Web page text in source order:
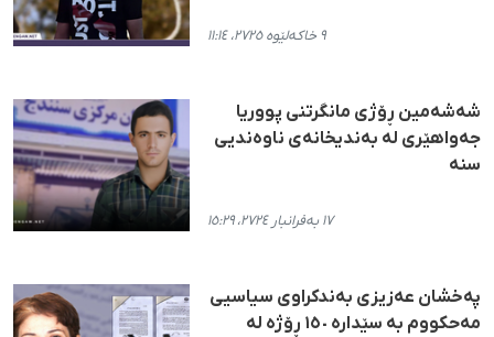
٩ خاکەلێوە ٢٧٢٥، ١١:١٤
شەشەمین ڕۆژی مانگرتنی پووریا
جەواهێری لە بەندیخانەی ناوەندیی
سنە
١٧ بەفرانبار ٢٧٢٤، ١٥:٢٩
پەخشان عەزیزی بەندکراوی سیاسیی
مەحکووم بە سێدارە ١٥٠ ڕۆژە لە